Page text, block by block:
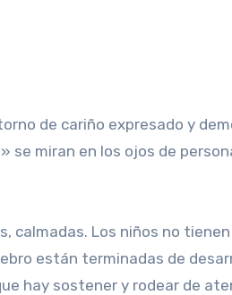
de cariño expresado y
se miran en los ojos de
Los niños no
están terminadas de
hay sostener y rodear de